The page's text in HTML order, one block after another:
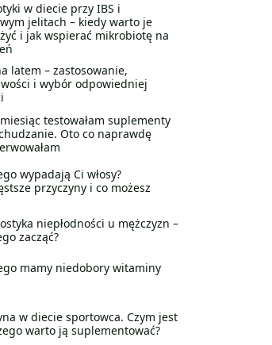
w diecie przy IBS i
jelitach – kiedy warto je
i jak wspierać mikrobiotę na
latem – zastosowanie,
i wybór odpowiedniej
testowałam suplementy
Oto co naprawdę
wypadają Ci włosy?
przyczyny i co możesz
niepłodności u mężczyzn –
zacząć?
mamy niedobory witaminy
w diecie sportowca. Czym jest
warto ją suplementować?